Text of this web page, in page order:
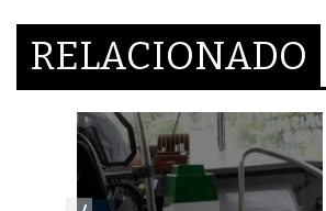
RELACIONADO